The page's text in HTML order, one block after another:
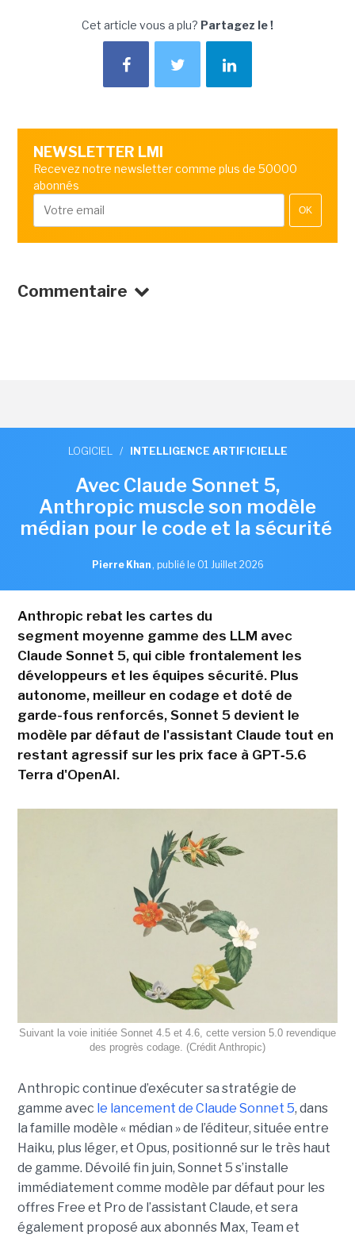
Cet article vous a plu? Partagez le !
NEWSLETTER LMI
Recevez notre newsletter comme plus de 50000
abonnés
OK
Commentaire
LOGICIEL / INTELLIGENCE ARTIFICIELLE
Avec Claude Sonnet 5,
Anthropic muscle son modèle
médian pour le code et la sécurité
Pierre Khan , publié le 01 Juillet 2026
Anthropic rebat les cartes du
segment moyenne gamme des LLM avec
Claude Sonnet 5, qui cible frontalement les
développeurs et les équipes sécurité. Plus
autonome, meilleur en codage et doté de
garde-fous renforcés, Sonnet 5 devient le
modèle par défaut de l'assistant Claude tout en
restant agressif sur les prix face à GPT‑5.6
Terra d'OpenAI.
Suivant la voie initiée Sonnet 4.5 et 4.6, cette version 5.0 revendique
des progrès codage. (Crédit Anthropic)
Anthropic continue d’exécuter sa stratégie de
gamme avec le lancement de Claude Sonnet 5, dans
la famille modèle « médian » de l’éditeur, située entre
Haiku, plus léger, et Opus, positionné sur le très haut
de gamme. Dévoilé fin juin, Sonnet 5 s’installe
immédiatement comme modèle par défaut pour les
offres Free et Pro de l’assistant Claude, et sera
également proposé aux abonnés Max, Team et